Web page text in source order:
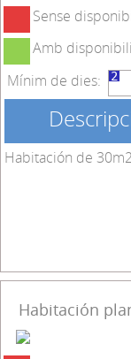
Sense
Amb
Mínim de dies:
Habitación de
Habitación